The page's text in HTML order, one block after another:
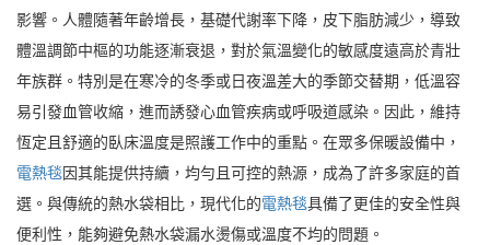
影響。人體隨著年齡增長，基礎代謝率下降，皮下脂肪減少，導致
體溫調節中樞的功能逐漸衰退，對於氣溫變化的敏感度遠高於青壯
年族群。特別是在寒冷的冬季或日夜溫差大的季節交替期，低溫容
易引發血管收縮，進而誘發心血管疾病或呼吸道感染。因此，維持
恆定且舒適的臥床溫度是照護工作中的重點。在眾多保暖設備中，
電熱毯因其能提供持續，均勻且可控的熱源，成為了許多家庭的首
選。與傳統的熱水袋相比，現代化的電熱毯具備了更佳的安全性與
便利性，能夠避免熱水袋漏水燙傷或溫度不均的問題。